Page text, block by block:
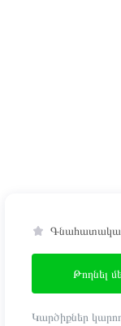
Թողնել
Կարծիքներ